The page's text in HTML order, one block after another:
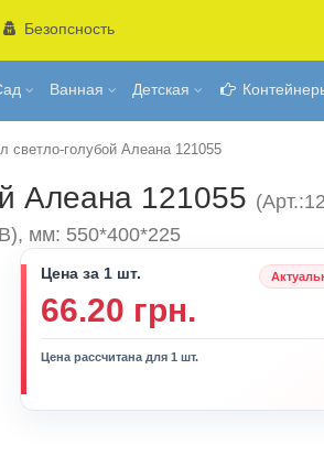
Безопсность
Ванная Детская
светло-голубой Алеана 121055
Алеана 121055
мм: 550*400*225
Цена за 1 шт.
66.20 грн.
Цена рассчитана для 1 шт.